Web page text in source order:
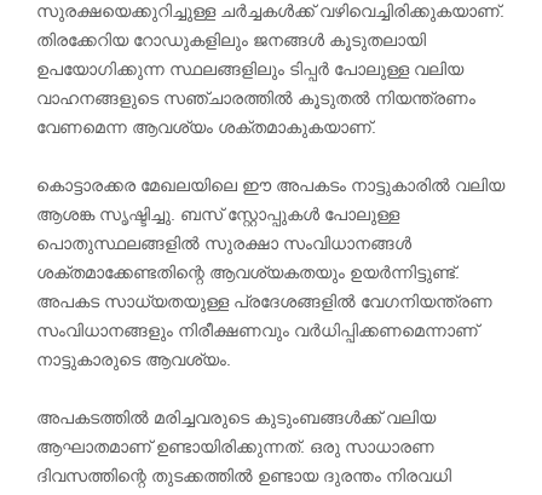
സുരക്ഷയെക്കുറിച്ചുള്ള ചർച്ചകൾക്ക് വഴിവെച്ചിരിക്കുകയാണ്.
തിരക്കേറിയ റോഡുകളിലും ജനങ്ങൾ കൂടുതലായി
ഉപയോഗിക്കുന്ന സ്ഥലങ്ങളിലും ടിപ്പർ പോലുള്ള വലിയ
വാഹനങ്ങളുടെ സഞ്ചാരത്തിൽ കൂടുതൽ നിയന്ത്രണം
വേണമെന്ന ആവശ്യം ശക്തമാകുകയാണ്.
കൊട്ടാരക്കര മേഖലയിലെ ഈ അപകടം നാട്ടുകാരിൽ വലിയ
ആശങ്ക സൃഷ്ടിച്ചു. ബസ് സ്റ്റോപ്പുകൾ പോലുള്ള
പൊതുസ്ഥലങ്ങളിൽ സുരക്ഷാ സംവിധാനങ്ങൾ
ശക്തമാക്കേണ്ടതിന്റെ ആവശ്യകതയും ഉയർന്നിട്ടുണ്ട്.
അപകട സാധ്യതയുള്ള പ്രദേശങ്ങളിൽ വേഗനിയന്ത്രണ
സംവിധാനങ്ങളും നിരീക്ഷണവും വർധിപ്പിക്കണമെന്നാണ്
നാട്ടുകാരുടെ ആവശ്യം.
അപകടത്തിൽ മരിച്ചവരുടെ കുടുംബങ്ങൾക്ക് വലിയ
ആഘാതമാണ് ഉണ്ടായിരിക്കുന്നത്. ഒരു സാധാരണ
ദിവസത്തിന്റെ തുടക്കത്തിൽ ഉണ്ടായ ദുരന്തം നിരവധി